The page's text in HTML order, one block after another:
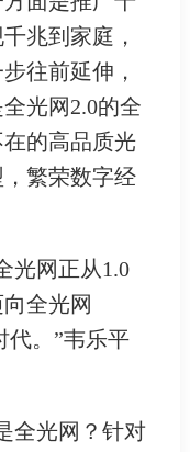
兆到家庭，
往前延伸，
光网2.0的全
的高品质光
繁荣数字经
网正从1.0
全光网
代。”韦乐平
光网？针对